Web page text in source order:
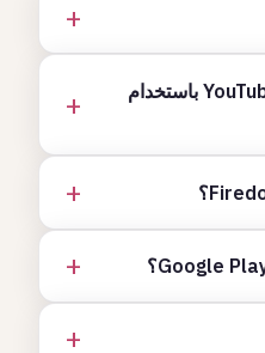
هل يمكنني تنزيل مقاطع YouTube باستخدام